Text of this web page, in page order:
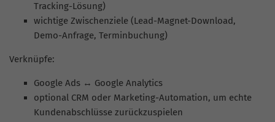
Tracking-Lösung)
wichtige Zwischenziele (Lead-Magnet-Download,
Demo-Anfrage, Terminbuchung)
Verknüpfe:
Google Ads ↔ Google Analytics
optional CRM oder Marketing-Automation, um echte
Kundenabschlüsse zurückzuspielen